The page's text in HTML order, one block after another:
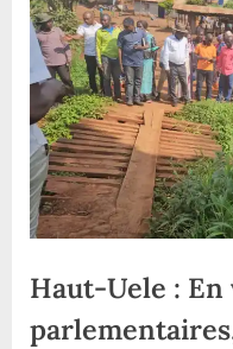
Haut-Uele : En